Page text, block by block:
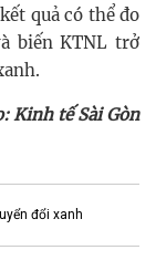
quả có thể đo
biến KTNL trở
Kinh tế Sài Gòn
đổi xanh